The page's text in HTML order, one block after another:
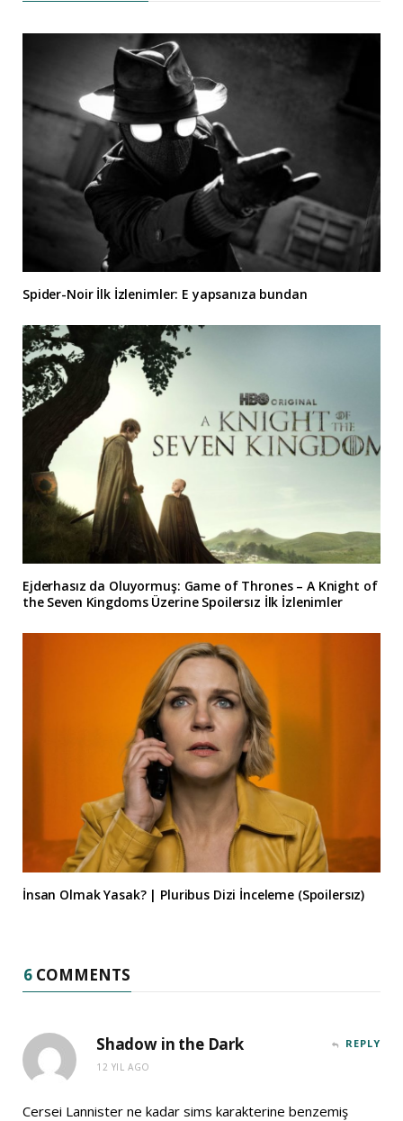
Spider-Noir İlk İzlenimler: E yapsanıza bundan
Ejderhasız da Oluyormuş: Game of Thrones – A Knight of
the Seven Kingdoms Üzerine Spoilersız İlk İzlenimler
İnsan Olmak Yasak? | Pluribus Dizi İnceleme (Spoilersız)
6 COMMENTS
Shadow in the Dark
12 YIL AGO
REPLY
Cersei Lannister ne kadar sims karakterine benzemiş